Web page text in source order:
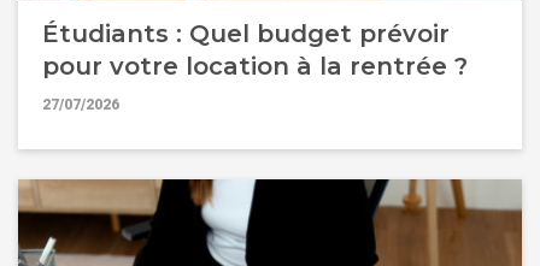
Étudiants : Quel budget prévoir
pour votre location à la rentrée ?
27/07/2026